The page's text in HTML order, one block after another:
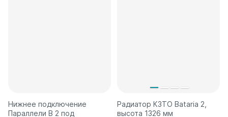
Нижнее подключение
Параллели В 2 под
Радиатор КЗТО Bataria 2,
высота 1326 мм